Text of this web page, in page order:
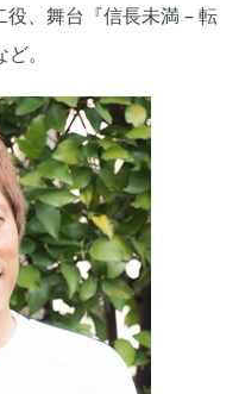
、舞台『信長未満 – 転
。